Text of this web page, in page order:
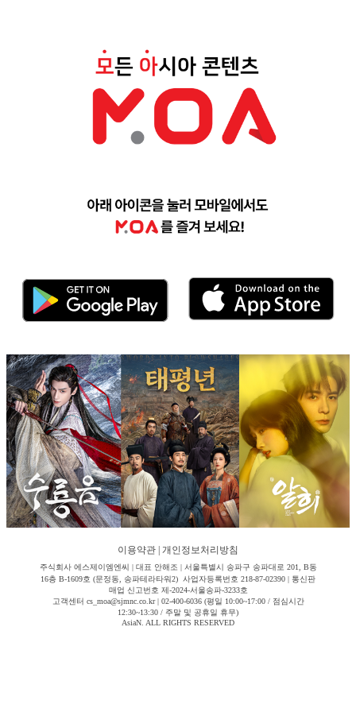
이용약관 개인정보처리방침
주식회사 에스제이엠엔씨 | 대표 안해조 | 서울특별시 송파구 송파대로 201, B동
16층 B-1609호 (문정동, 송파테라타워2) 사업자등록번호 218-87-02390 | 통신판
매업 신고번호 제-2024-서울송파-3233호
고객센터 cs_moa@sjmnc.co.kr | 02-400-6036 (평일 10:00~17:00 / 점심시간
12:30~13:30 / 주말 및 공휴일 휴무)
AsiaN. ALL RIGHTS RESERVED